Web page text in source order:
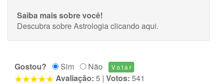
Saiba mais sobre você!
Descubra sobre Astrologiaclicando aqui.
Gostou? Sim
Não
Avaliação: 5 | Votos: 541